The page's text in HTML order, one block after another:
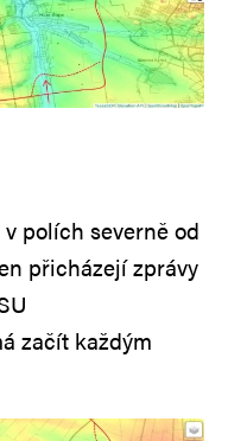
polích severně od
přicházejí zprávy
začít každým